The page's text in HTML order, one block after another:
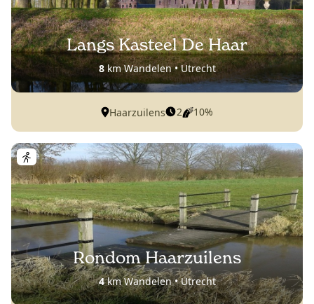
Langs Kasteel De Haar
8km Wandelen • Utrecht
Haarzuilens 2 10%
Rondom Haarzuilens
4km Wandelen • Utrecht